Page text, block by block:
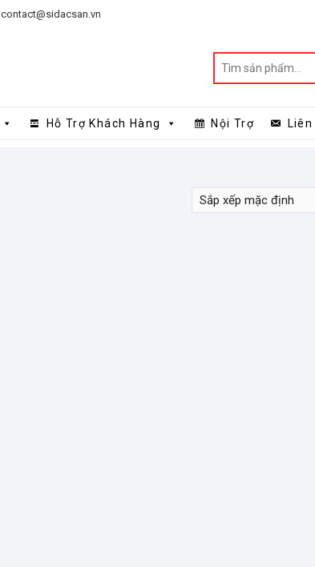
contact@sidacsan.vn
Hỗ Trợ Khách Hàng Nội Trợ Liên